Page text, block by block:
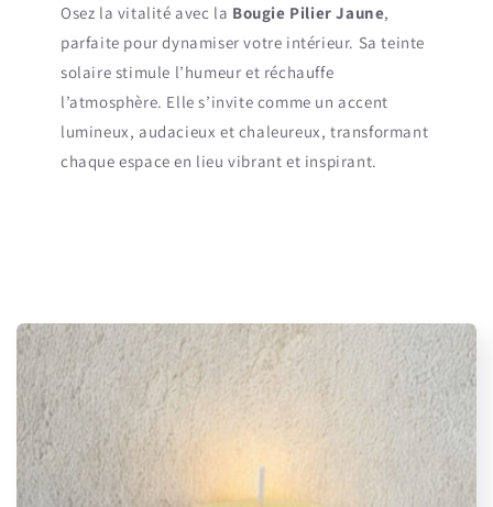
Osez la vitalité avec la Bougie Pilier Jaune,
parfaite pour dynamiser votre intérieur. Sa teinte
solaire stimule l’humeur et réchauffe
l’atmosphère. Elle s’invite comme un accent
lumineux, audacieux et chaleureux, transformant
chaque espace en lieu vibrant et inspirant.